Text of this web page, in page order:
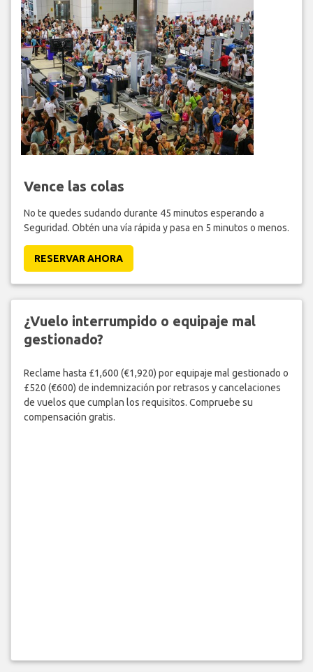
Vence las colas
No te quedes sudando durante 45 minutos esperando a
Seguridad. Obtén una vía rápida y pasa en 5 minutos o menos.
RESERVAR AHORA
¿Vuelo interrumpido o equipaje mal
gestionado?
Reclame hasta £1,600 (€1,920) por equipaje mal gestionado o
£520 (€600) de indemnización por retrasos y cancelaciones
de vuelos que cumplan los requisitos. Compruebe su
compensación gratis.